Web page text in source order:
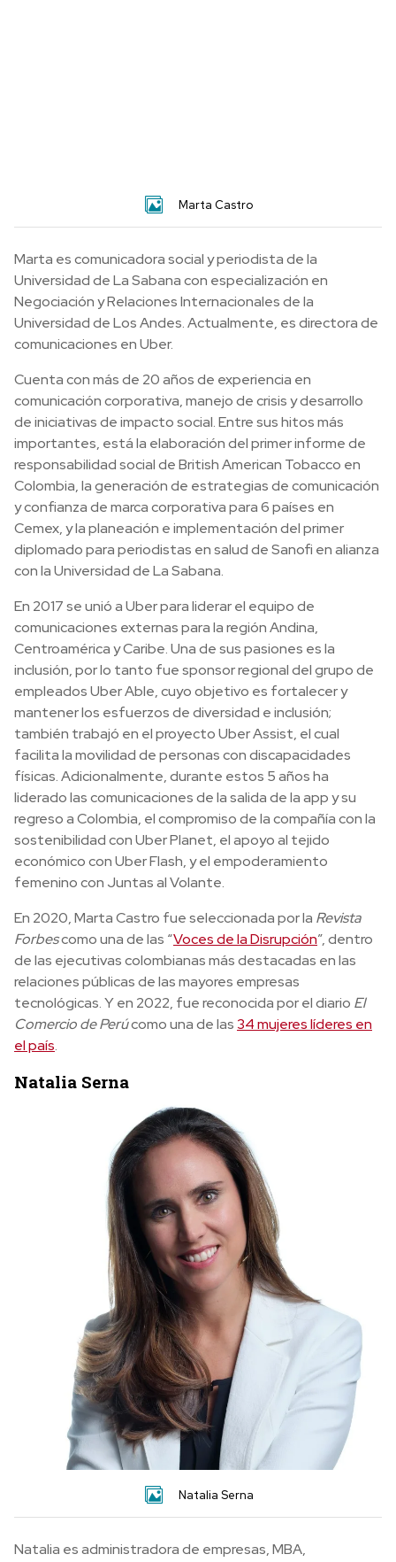
Marta Castro
Marta es comunicadora social y periodista de la
Universidad de La Sabana con especialización en
Negociación y Relaciones Internacionales de la
Universidad de Los Andes. Actualmente, es directora de
comunicaciones en Uber.
Cuenta con más de 20 años de experiencia en
comunicación corporativa, manejo de crisis y desarrollo
de iniciativas de impacto social. Entre sus hitos más
importantes, está la elaboración del primer informe de
responsabilidad social de British American Tobacco en
Colombia, la generación de estrategias de comunicación
y confianza de marca corporativa para 6 países en
Cemex, y la planeación e implementación del primer
diplomado para periodistas en salud de Sanofi en alianza
con la Universidad de La Sabana.
En 2017 se unió a Uber para liderar el equipo de
comunicaciones externas para la región Andina,
Centroamérica y Caribe. Una de sus pasiones es la
inclusión, por lo tanto fue sponsor regional del grupo de
empleados Uber Able, cuyo objetivo es fortalecer y
mantener los esfuerzos de diversidad e inclusión;
también trabajó en el proyecto Uber Assist, el cual
facilita la movilidad de personas con discapacidades
físicas. Adicionalmente, durante estos 5 años ha
liderado las comunicaciones de la salida de la app y su
regreso a Colombia, el compromiso de la compañía con la
sostenibilidad con Uber Planet, el apoyo al tejido
económico con Uber Flash, y el empoderamiento
femenino con Juntas al Volante.
En 2020, Marta Castro fue seleccionada por la Revista
Forbescomo una de las “Voces de la Disrupción”, dentro
de las ejecutivas colombianas más destacadas en las
relaciones públicas de las mayores empresas
tecnológicas. Y en 2022, fue reconocida por el diario El
Comercio de Perúcomo una de las 34 mujeres líderes en
el país.
Natalia Serna
Natalia Serna
Natalia es administradora de empresas, MBA,